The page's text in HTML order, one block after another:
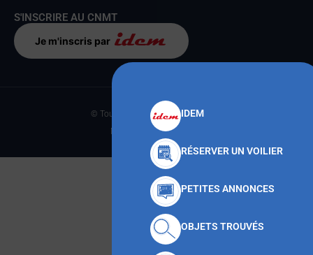
IDEM
RÉSERVER UN VOILIER
PETITES ANNONCES
OBJETS TROUVÉS
S'INSCRIRE AU CNMT
Je m'inscris par
© Tous droits réservés CNMT 2023
par Anteka